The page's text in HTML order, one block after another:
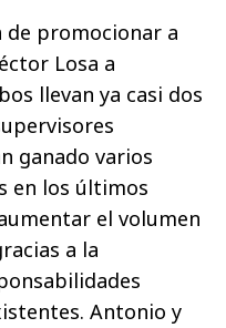
de promocionar a
Losa a
llevan ya casi dos
ganado varios
en los últimos
el volumen
a la
Antonio y